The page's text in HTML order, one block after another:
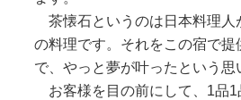
茶懐石というのは日本料理人
の料理です。それをこの宿で提
で、やっと夢が叶ったという思
お客様を目の前にして、1品1